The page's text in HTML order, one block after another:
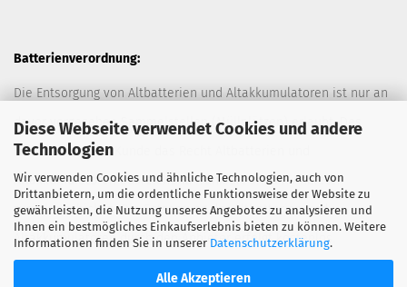
Diese Webseite verwendet Cookies und andere
Technologien
Wir verwenden Cookies und ähnliche Technologien, auch von
Drittanbietern, um die ordentliche Funktionsweise der Website zu
gewährleisten, die Nutzung unseres Angebotes zu analysieren und
Ihnen ein bestmögliches Einkaufserlebnis bieten zu können. Weitere
Informationen finden Sie in unserer Datenschutzerklärung.
Alle Akzeptieren
Batterienverordnung:
Die Entsorgung von Altbatterien und Altakkumulatoren ist nur an
davor vorgesehen Sammelstellen (Müllplätzen) erlaubt. Des
Weiteren hat der Kunde das Recht Altbatterien und
Altakkumulatoren ausreichend frankiert an den Anbieter
zurückzuschicken. Die Entsorgung der Altbatterien und
Altakkumulatoren durch den Anbieter erfolgt kostenlos.